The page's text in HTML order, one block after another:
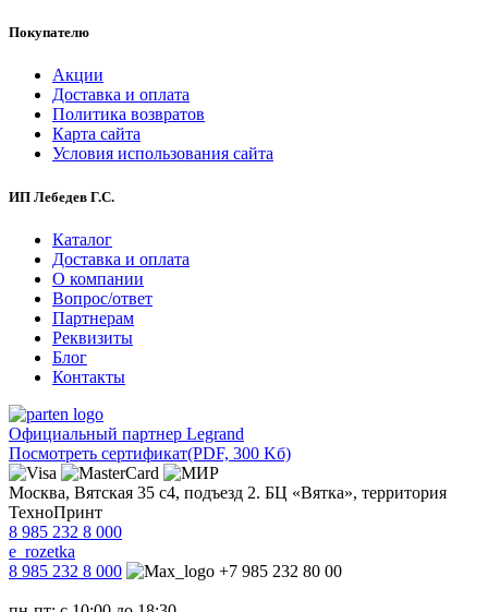
Покупателю
Акции
Доставка и оплата
Политика возвратов
Карта сайта
Условия использования сайта
ИП Лебедев Г.С.
Каталог
Доставка и оплата
О компании
Вопрос/ответ
Партнерам
Реквизиты
Блог
Контакты
Официальный партнер Legrand
Посмотреть сертификат(PDF, 300 Kб)
Москва, Вятская 35 с4, подъезд 2. БЦ «Вятка», территория
ТехноПринт
8 985 232 8 000
e_rozetka
8 985 232 8 000
+7 985 232 80 00